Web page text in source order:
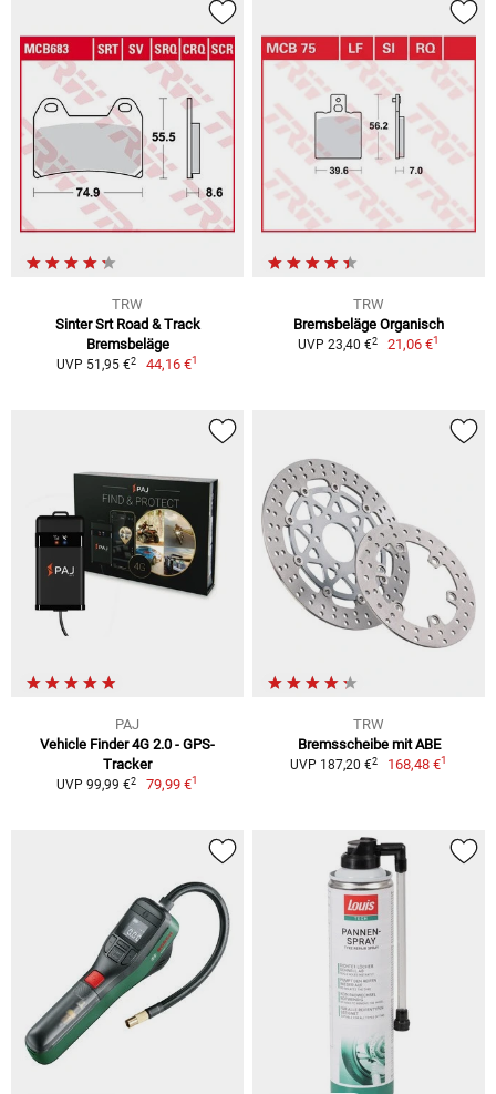
TRW
Sinter Srt Road & Track
Bremsbeläge
UVP 51,95 €2 44,16 €1
TRW
Bremsbeläge Organisch
UVP 23,40 €2 21,06 €1
PAJ
Vehicle Finder 4G 2.0 - GPS-
Tracker
UVP 99,99 €2 79,99 €1
TRW
Bremsscheibe mit ABE
UVP 187,20 €2 168,48 €1